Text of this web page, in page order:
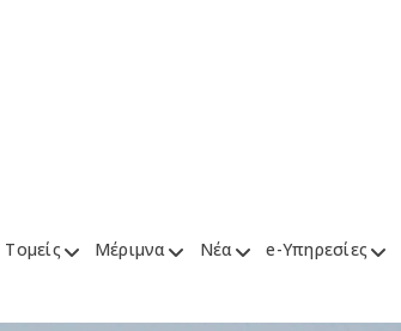
Τομείς Μέριμνα Νέα e-Υπηρεσίες